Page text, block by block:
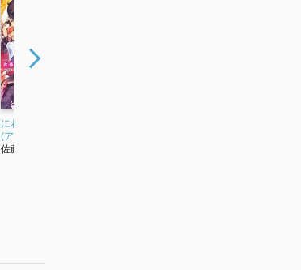
にわか聖女と炎の聖獣
(アイリスNEO)
佐藤三